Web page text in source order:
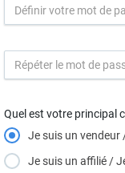
Quel est votre principal
Je suis un
Je suis un affilié /